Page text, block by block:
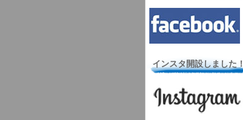
インスタ開設しました！